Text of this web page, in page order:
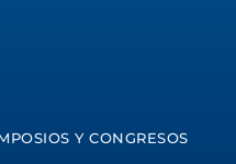
Y CONGRESOS